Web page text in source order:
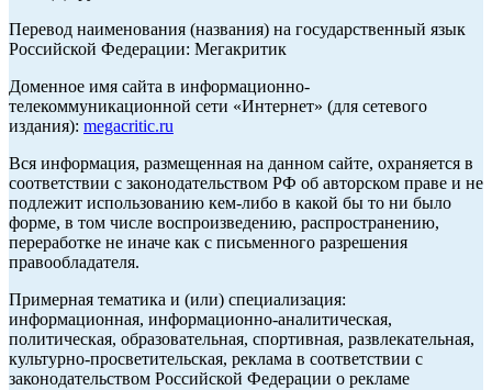
Перевод наименования (названия) на государственный язык
Российской Федерации: Мегакритик
Доменное имя сайта в информационно-
телекоммуникационной сети «Интернет» (для сетевого
издания): megacritic.ru
Вся информация, размещенная на данном сайте, охраняется в
соответствии с законодательством РФ об авторском праве и не
подлежит использованию кем-либо в какой бы то ни было
форме, в том числе воспроизведению, распространению,
переработке не иначе как с письменного разрешения
правообладателя.
Примерная тематика и (или) специализация:
информационная, информационно-аналитическая,
политическая, образовательная, спортивная, развлекательная,
культурно-просветительская, реклама в соответствии с
законодательством Российской Федерации о рекламе